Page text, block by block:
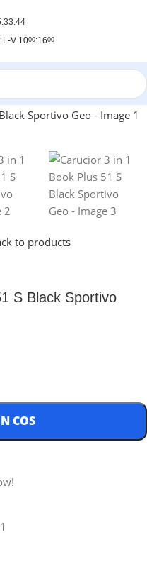
L-V 1000:1600
to products
S Black Sportivo
COS